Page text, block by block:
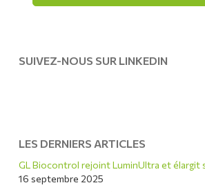
SUIVEZ-NOUS SUR LINKEDIN
LES DERNIERS ARTICLES
GL Biocontrol rejoint LuminUltra et élargit
16 septembre 2025